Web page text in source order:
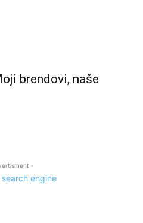
brendovi, naše
-